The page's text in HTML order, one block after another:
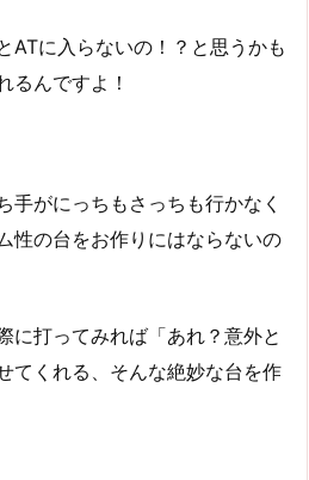
ATに入らないの！？と思うかも
るんですよ！
手がにっちもさっちも行かなく
性の台をお作りにはならないの
に打ってみれば「あれ？意外と
てくれる、そんな絶妙な台を作